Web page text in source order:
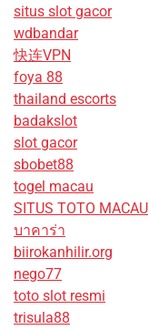
situs slot gacor
wdbandar
快连VPN
foya 88
thailand escorts
badakslot
slot gacor
sbobet88
togel macau
SITUS TOTO MACAU
บาคาร่า
biirokanhilir.org
nego77
toto slot resmi
trisula88